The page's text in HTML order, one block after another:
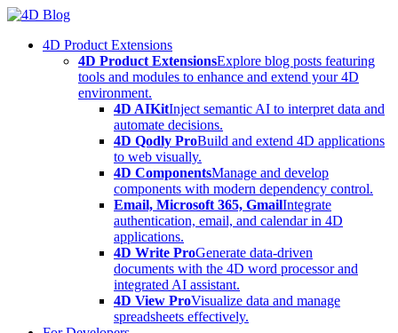
Skip
content4D Product Extensions
4D Product ExtensionsExplore blog posts featuring
tools and modules to enhance and extend your 4D
environment.
4D AIKitInject semantic AI to interpret data and
automate decisions.
4D Qodly ProBuild and extend 4D applications
to web visually.
4D ComponentsManage and develop
components with modern dependency control.
Email, Microsoft 365, GmailIntegrate
authentication, email, and calendar in 4D
applications.
4D Write ProGenerate data-driven
documents with the 4D word processor and
integrated AI assistant.
4D View ProVisualize data and manage
spreadsheets effectively.